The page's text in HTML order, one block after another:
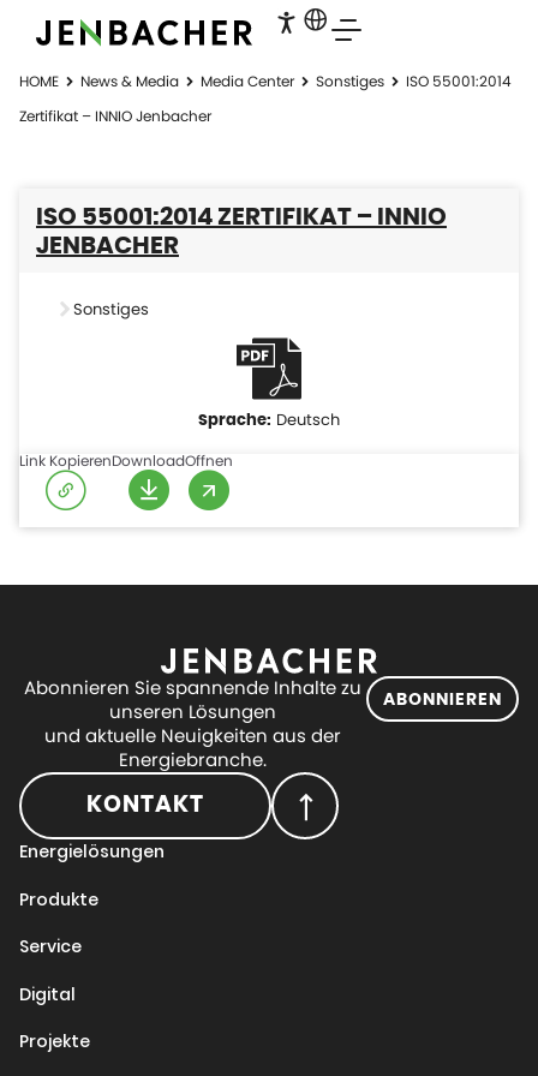
HOME News & Media Media Center Sonstiges
ISO 55001:2014
Zertifikat – INNIO Jenbacher
ISO 55001:2014 ZERTIFIKAT – INNIO
JENBACHER
Sonstiges
Deutsch
Link KopierenDownloadOffnen
Abonnieren Sie spannende Inhalte zu
unseren Lösungen
und aktuelle Neuigkeiten aus der
Energiebranche.
ABONNIEREN
KONTAKT
Energielösungen
Produkte
Service
Digital
Projekte